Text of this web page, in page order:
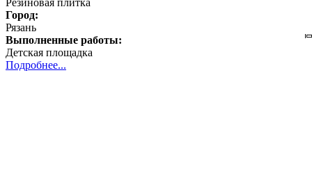
Город:
Рязань
Выполненные работы:
Детская площадка
Подробнее...